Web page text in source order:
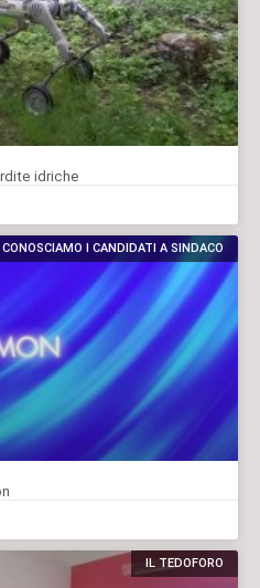
idriche
CONOSCIAMO I CANDIDATI A SINDACO
IL TEDOFORO